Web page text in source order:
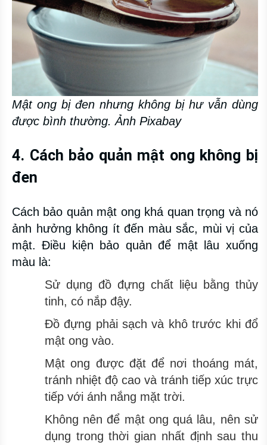
Mật ong bị đen nhưng không bị hư vẫn dùng
được bình thường. Ảnh Pixabay
4. Cách bảo quản mật ong không bị
đen
Cách bảo quản mật ong khá quan trọng và nó
ảnh hưởng không ít đến màu sắc, mùi vị của
mật. Điều kiện bảo quản để mật lâu xuống
màu là:
Sử dụng đồ đựng chất liệu bằng thủy
tinh, có nắp đậy.
Đồ đựng phải sạch và khô trước khi đổ
mật ong vào.
Mật ong được đặt để nơi thoáng mát,
tránh nhiệt độ cao và tránh tiếp xúc trực
tiếp với ánh nắng mặt trời.
Không nên để mật ong quá lâu, nên sử
dụng trong thời gian nhất định sau thu